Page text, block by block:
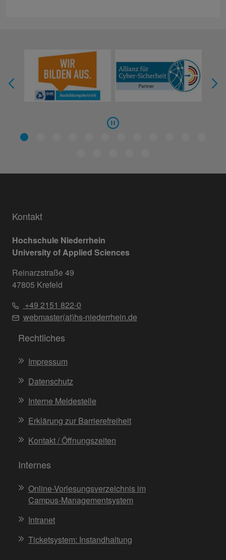
Kontakt
Hochschule Niederrhein
University of Applied Sciences
Reinarzstraße 49
47805 Krefeld
+49 2151 822-0
webmaster(at)hs-niederrhein.de
Rechtliches
Impressum
Datenschutz
Interne Meldestelle
Erklärung zur Barrierefreiheit
Kontakt / Öffnungszeiten
Internes
Online-Vorlesungsverzeichnis im
Campus-Managementsystem
Intranet
Ticketsystem: Instandhaltung